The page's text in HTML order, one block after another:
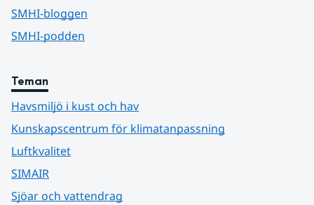
SMHI-bloggen
SMHI-podden
Teman
Havsmiljö i kust och hav
Kunskapscentrum för klimatanpassning
Luftkvalitet
SIMAIR
Sjöar och vattendrag